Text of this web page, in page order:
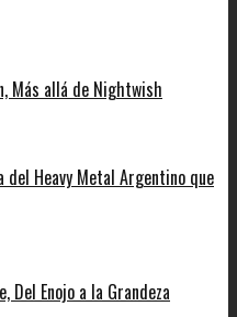
Más allá de Nightwish
del Heavy Metal Argentino que
Del Enojo a la Grandeza